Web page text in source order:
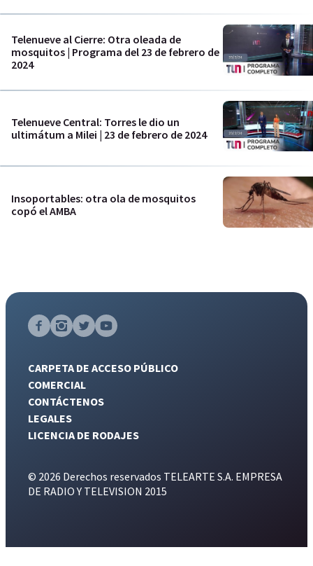
Telenueve al Cierre: Otra oleada de
mosquitos | Programa del 23 de febrero de
2024
Telenueve Central: Torres le dio un
ultimátum a Milei | 23 de febrero de 2024
Insoportables: otra ola de mosquitos
copó el AMBA
CARPETA DE ACCESO PÚBLICO
COMERCIAL
CONTÁCTENOS
LEGALES
LICENCIA DE RODAJES
© 2026 Derechos reservados TELEARTE S.A. EMPRESA
DE RADIO Y TELEVISION 2015